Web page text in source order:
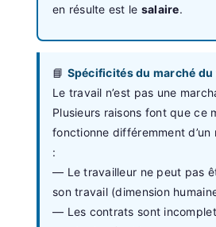
en résulte est le salaire.
📘 Spécificités du marché du
Le travail n’est pas une
Plusieurs raisons font que ce
fonctionne différemment d’un
:
— Le travailleur ne peut pas
son travail (dimension
— Les contrats sont